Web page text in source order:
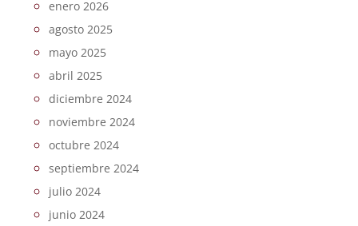
enero 2026
agosto 2025
mayo 2025
abril 2025
diciembre 2024
noviembre 2024
octubre 2024
septiembre 2024
julio 2024
junio 2024